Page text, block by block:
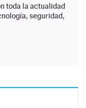
toda la actualidad
seguridad,